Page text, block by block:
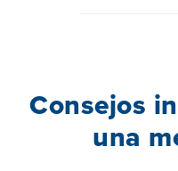
Consejos
una